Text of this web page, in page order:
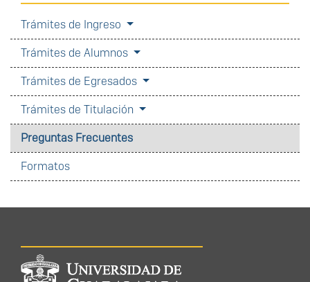
Trámites de Ingreso
Trámites de Alumnos
Trámites de Egresados
Trámites de Titulación
Preguntas Frecuentes
Formatos
Información del
portal